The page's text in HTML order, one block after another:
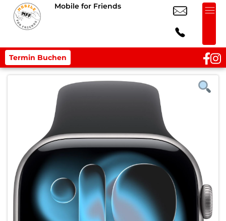
Mobile for Friends
Termin Buchen